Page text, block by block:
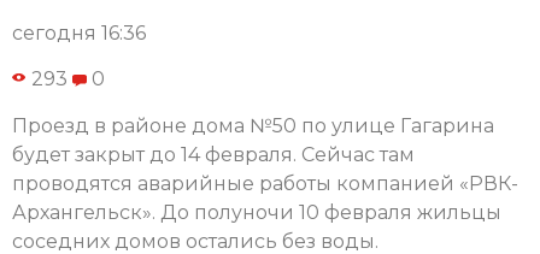
сегодня 16:36
293 0
Проезд в районе дома №50 по улице Гагарина
будет закрыт до 14 февраля. Сейчас там
проводятся аварийные работы компанией «РВК-
Архангельск». До полуночи 10 февраля жильцы
соседних домов остались без воды.